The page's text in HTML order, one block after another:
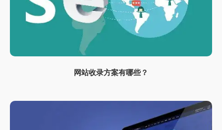
网站收录方案有哪些？